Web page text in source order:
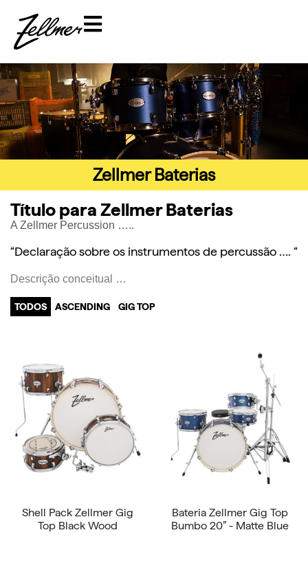
Zellmer Baterias
Título para Zellmer Baterias
A Zellmer Percussion …..
“Declaração sobre os instrumentos de percussão …. “
Descrição conceitual …
TODOS ASCENDING GIG TOP
Shell Pack Zellmer Gig
Top Black Wood
Bateria Zellmer Gig Top
Bumbo 20” - Matte Blue